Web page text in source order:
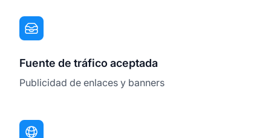
Fuente de tráfico aceptada
Publicidad de enlaces y banners